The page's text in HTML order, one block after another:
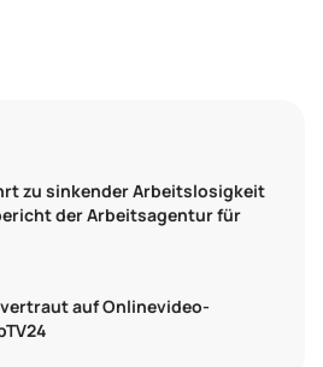
zu sinkender Arbeitslosigkeit
der Arbeitsagentur für
auf Onlinevideo-